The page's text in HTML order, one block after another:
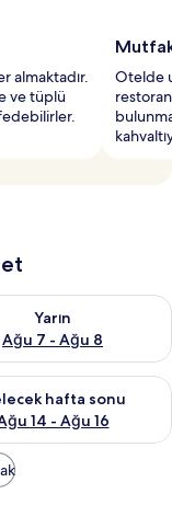
almaktadır.
ve tüplü
Otelde
7
Yarın
Ağu 7 - Ağu 8
müsaitliği kontrol
7 - Ağu 9
hafta sonu
14 - Ağu 16
hafta sonu için